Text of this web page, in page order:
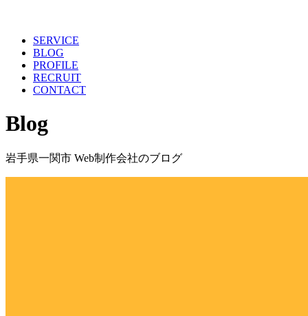
SERVICE
BLOG
PROFILE
RECRUIT
CONTACT
Blog
岩手県一関市 Web制作会社のブログ